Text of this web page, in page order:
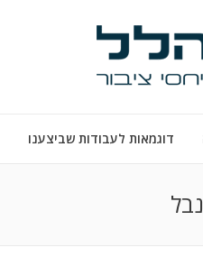
דוגמאות לעבודות שביצענו